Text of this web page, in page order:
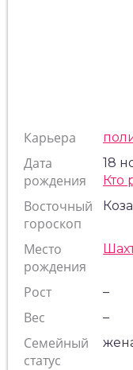
Карьера
Дата
рождения
18
Кто
Восточный
гороскоп
Коза
Место
рождения
Рост –
Вес –
Семейный
статус